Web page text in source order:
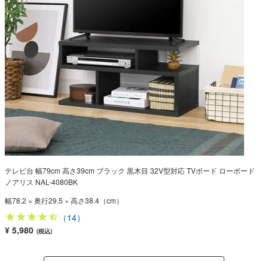
テレビ台 幅79cm 高さ39cm ブラック 黒木目 32V型対応 TVボード ローボード
ノアリス NAL-4080BK
幅78.2 × 奥行29.5 × 高さ38.4（cm）
（14）
¥ 5,980 (税込)